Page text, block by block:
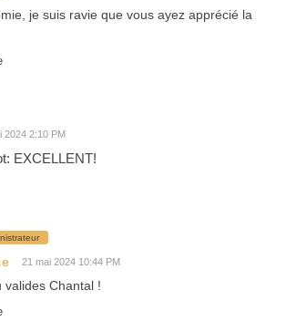
je suis ravie que vous ayez apprécié la
2024 2:10 PM
EXCELLENT!
21 mai 2024 10:44 PM
valides Chantal !